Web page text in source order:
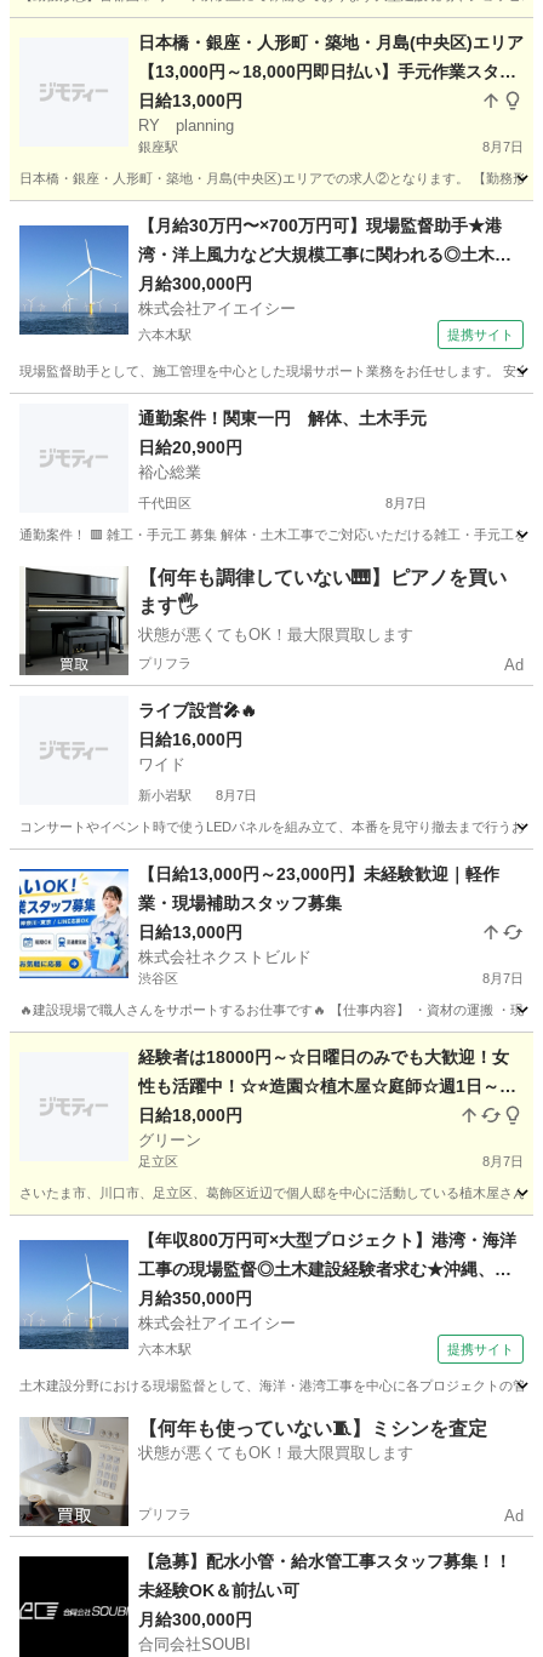
東大和市駅 その他 職長
日本橋・銀座・人形町・築地・月島(中央区)エリア
【13,000円～18,000円即日払い】手元作業スタッ
フ募集②
日給13,000円
RY planning
銀座駅 8月7日
日本橋・銀座・人形町・築地・月島(中央区)エリアでの求人②となります。 【勤務形
銀座駅 その他
【月給30万円〜×700万円可】現場監督助手★港
湾・洋上風力など大規模工事に関われる◎土木建
設経験者求む
月給300,000円
株式会社アイエイシー
六本木駅 提携サイト
現場監督助手として、施工管理を中心とした現場サポート業務をお任せします。 安
その他
通勤案件！関東一円 解体、土木手元
日給20,900円
裕心総業
千代田区 8月7日
通勤案件！ 🟥 雑工・手元工 募集 解体・土木工事でご対応いただける雑工・手元工を
東京 千代田区 建築 土木工事
【何年も調律していない🎹】ピアノを買い
ます🖐️
状態が悪くてもOK！最大限買取します
プリフラ Ad
ライブ設営🎤🔥
日給16,000円
ワイド
新小岩駅 8月7日
コンサートやイベント時で使うLEDパネルを組み立て、本番を見守り撤去まで行うお
新小岩駅 建築 ライブ
【日給13,000円～23,000円】未経験歓迎｜軽作
業・現場補助スタッフ募集
日給13,000円
株式会社ネクストビルド
渋谷区 8月7日
🔥建設現場で職人さんをサポートするお仕事です🔥 【仕事内容】 ・資材の運搬 ・現
建築 スタッフ
経験者は18000円～☆日曜日のみでも大歓迎！女
性も活躍中！☆⭐造園☆植木屋☆庭師☆週1日～、
土日だけでも大歓迎！未経験も少数可☆性別、年
齢不問☆色々な働き方ができるのが魅力的です！
日給18,000円
グリーン
足立区 8月7日
さいたま市、川口市、足立区、葛飾区近辺で個人邸を中心に活動している植木屋さん
その他 東京 葛飾区 その他 庭師
【年収800万円可×大型プロジェクト】港湾・海洋
工事の現場監督◎土木建設経験者求む★沖縄、東
京、横浜、福島、秋田で活躍のチャンス
月給350,000円
株式会社アイエイシー
六本木駅 提携サイト
土木建設分野における現場監督として、海洋・港湾工事を中心に各プロジェクトの
東京 六本木駅 その他
【何年も使っていない🧵】ミシンを査定
状態が悪くてもOK！最大限買取します
プリフラ Ad
【急募】配水小管・給水管工事スタッフ募集！！
未経験OK＆前払い可
月給300,000円
合同会社SOUBI